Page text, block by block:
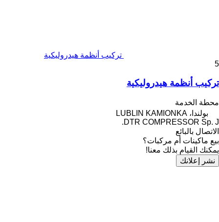
تركيب أنظمة هيدروليكية
5
تركيب أنظمة هيدروليكية
محطة الخدمة
بولندا، LUBLIN KAMIONKA
DTR COMPRESSOR Sp. J.
الاتصال بالبائع
بيع ماكينات أم مركبات؟
يمكنك القيام بذلك معنا!
نشر إعلانك